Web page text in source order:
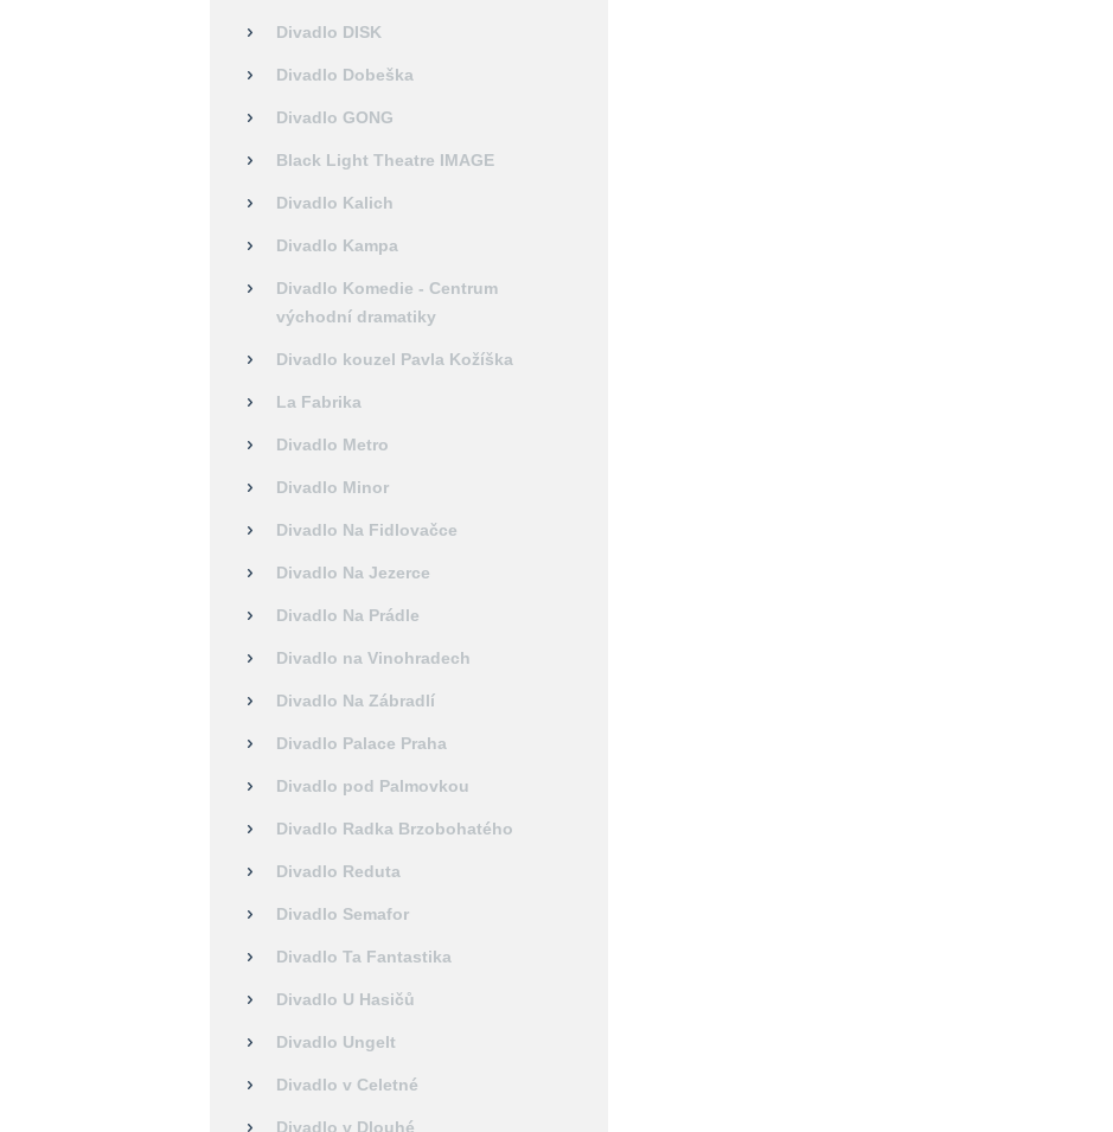
Divadlo DISK
Divadlo Dobeška
Divadlo GONG
Black Light Theatre IMAGE
Divadlo Kalich
Divadlo Kampa
Divadlo Komedie - Centrum
východní dramatiky
Divadlo kouzel Pavla Kožíška
La Fabrika
Divadlo Metro
Divadlo Minor
Divadlo Na Fidlovačce
Divadlo Na Jezerce
Divadlo Na Prádle
Divadlo na Vinohradech
Divadlo Na Zábradlí
Divadlo Palace Praha
Divadlo pod Palmovkou
Divadlo Radka Brzobohatého
Divadlo Reduta
Divadlo Semafor
Divadlo Ta Fantastika
Divadlo U Hasičů
Divadlo Ungelt
Divadlo v Celetné
Divadlo v Dlouhé